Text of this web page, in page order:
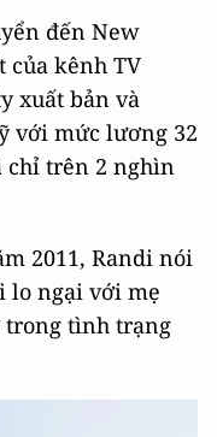
đến New
của kênh TV
xuất bản và
với mức lương 32
chỉ trên 2 nghìn
2011, Randi nói
lo ngại với mẹ
trong tình trạng